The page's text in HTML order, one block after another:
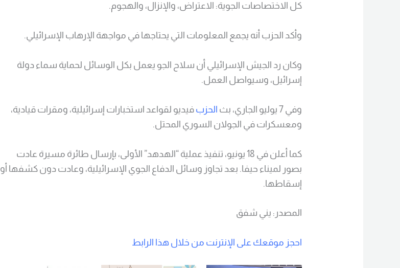
كل الاختصاصات الجوية: الاعتراض، والإنزال، والهجوم.
وأكد الحزب أنه يجمع المعلومات التي يحتاجها في مواجهة الإرهاب الإسرائيلي.
وكان رد الجيش الإسرائيلي أن سلاح الجو يعمل بكل الوسائل لحماية سماء دولة
إسرائيل، وسيواصل العمل.
وفي 7 يوليو الجاري، بث الحزبفيديو لقواعد استخبارات إسرائيلية، ومقرات قيادية،
ومعسكرات في الجولان السوري المحتل.
كما أعلن في 18 يونيو، تنفيذ عملية “الهدهد” الأولى، بإرسال طائرة مسيرة عادت
بصور لميناء حيفا. بعد تجاوز وسائل الدفاع الجوي الإسرائيلية، وعادت دون كشفها أو
إسقاطها.
المصدر: يني شفق
احجز موقعك على الإنترنت من خلال هذا الرابط